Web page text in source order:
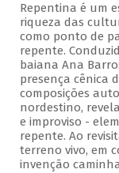
Repentina é um
riqueza das
como ponto de
repente.
baiana Ana
presença cênica
composições
nordestino,
e improviso -
repente. Ao
terreno vivo, em
invenção